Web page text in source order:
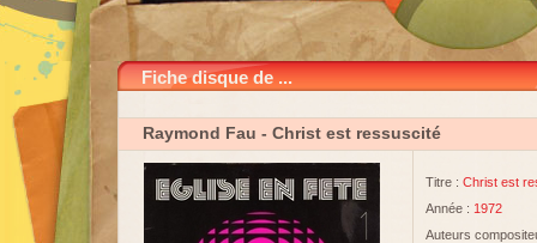
Fiche disque de ...
Raymond Fau - Christ est ressuscité
Titre : Christ est
Année : 1972
Auteurs